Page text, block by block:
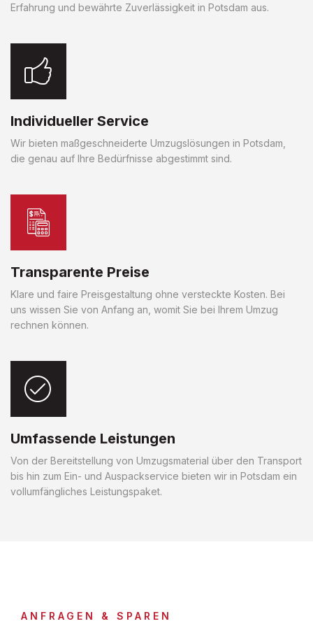
Erfahrung und bewährte Zuverlässigkeit in Potsdam aus.
Individueller Service
Wir bieten maßgeschneiderte Umzugslösungen in Potsdam,
die genau auf Ihre Bedürfnisse abgestimmt sind.
Transparente Preise
Klare und faire Preisgestaltung ohne versteckte Kosten. Bei
uns wissen Sie von Anfang an, womit Sie bei Ihrem Umzug
rechnen können.
Umfassende Leistungen
Von der Bereitstellung von Umzugsmaterial über den Transport
bis hin zum Ein- und Auspackservice bieten wir in Potsdam ein
vollumfängliches Leistungspaket.
ANFRAGEN & SPAREN